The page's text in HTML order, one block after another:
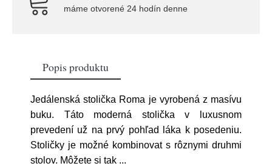
máme otvorené 24 hodín denne
Popis produktu
Jedálenská stolička Roma je vyrobená z masívu
buku. Táto moderná stolička v luxusnom
prevedení už na prvý pohľad láka k posedeniu.
Stoličky je možné kombinovat s rôznymi druhmi
stolov. Môžete si tak ...